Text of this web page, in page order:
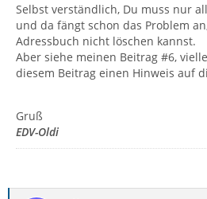
Selbst verständlich, Du muss nur
und da fängt schon das Problem
Adressbuch nicht löschen kannst.
Aber siehe meinen Beitrag #6,
diesem Beitrag einen Hinweis auf
Gruß
EDV-Oldi